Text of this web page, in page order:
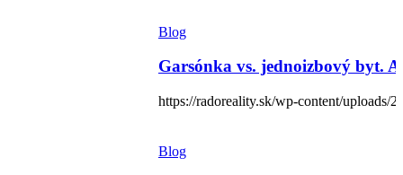
Blog
Garsónka vs. jednoizbový byt.
https://radoreality.sk/wp-content/uploads/
Blog